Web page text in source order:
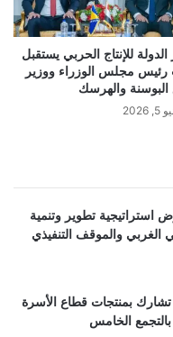
الدولة للإنتاج الحربي يستقبل
رئيس مجلس الوزراء ووزير
البوسنة والهرسك
2026
استراتيجية تطوير وتنمية
والموقف التنفيذي
تشارك بمنتجات قطاع الأسرة
الخامس